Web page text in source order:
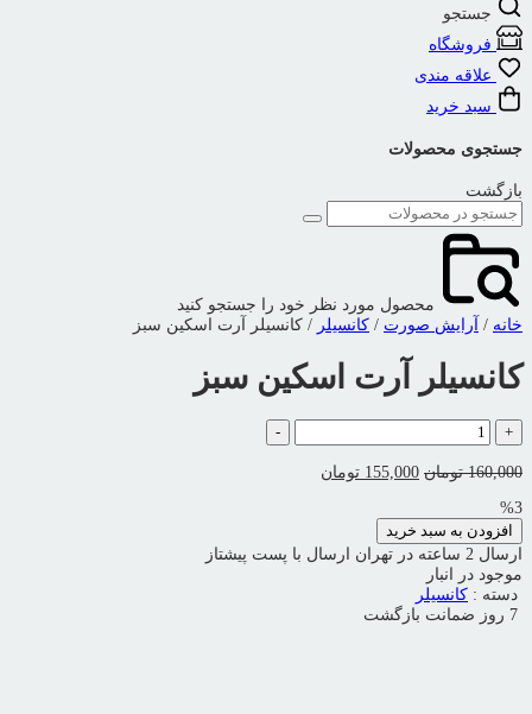
جستجو
فروشگاه
علاقه مندی
سبد خرید
جستجوی محصولات
بازگشت
محصول مورد نظر خود را جستجو کنید
خانه / آرایش صورت / کانسیلر / کانسیلر آرت اسکین سبز
کانسیلر آرت اسکین سبز
+
کانسیلر
آرت
اسکین
-
160,000 تومان قیمت
بود.
155,000 تومان
%3
افزودن به سبد خرید
ارسال 2 ساعته در تهران
ارسال با پست پیشتاز
موجود در انبار
دسته : کانسیلر
7 روز ضمانت بازگشت